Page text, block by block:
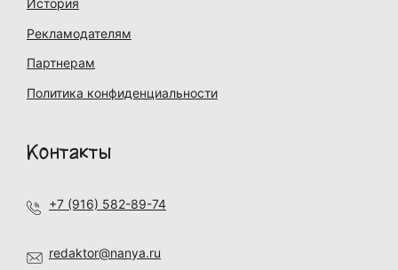
История
Рекламодателям
Партнерам
Политика конфиденциальности
Контакты
+7 (916) 582-89-74
redaktor@nanya.ru